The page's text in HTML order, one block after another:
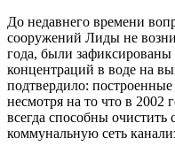
До недавнего времени
сооружений Лиды не
года, были
концентраций в воде на
подтвердило:
несмотря на то что в 2002
всегда способны
коммунальную сеть